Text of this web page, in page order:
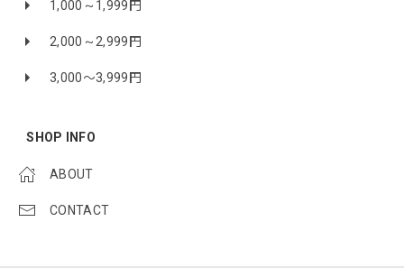
1,000～1,999円
2,000～2,999円
3,000〜3,999円
SHOP INFO
ABOUT
CONTACT